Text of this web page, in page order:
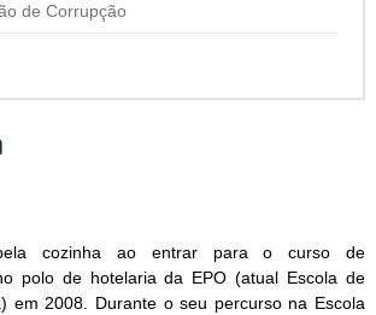
de Corrupção
cozinha ao entrar para o curso de
polo de hotelaria da EPO (atual Escola de
em 2008. Durante o seu percurso na Escola